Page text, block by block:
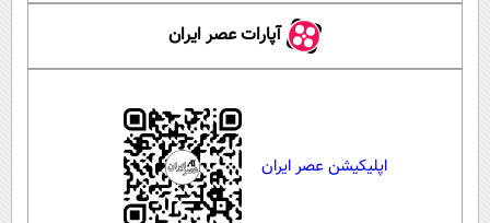
آپارات عصر ایران
اپلیکیشن عصر ایران